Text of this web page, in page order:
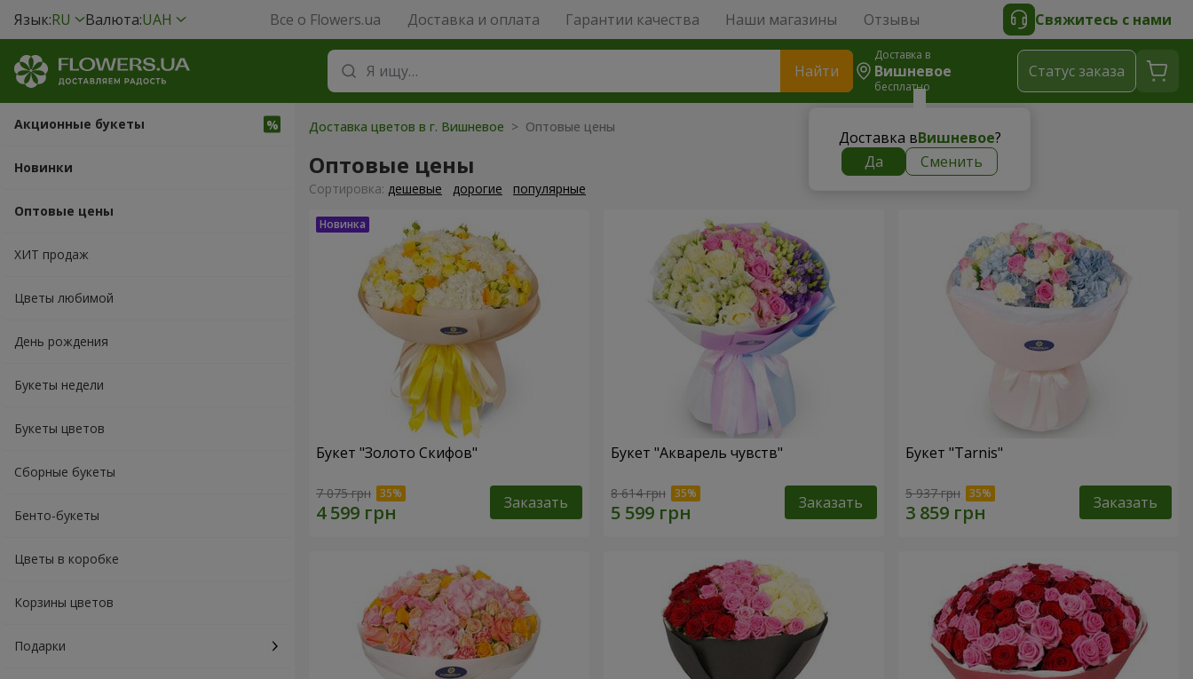
Язык:RU Валюта:UAH Все о Flowers.ua Доставка и оплата Гарантии качества Наши магазины Отзывы Свяжитесь с нами
Найти
Доставка в
Вишневое
бесплатно
Доставка вВишневое?
Да
Сменить
Cтатус заказа
Акционные букеты
Новинки
Оптовые цены
ХИТ продаж
Цветы любимой
День рождения
Букеты недели
Букеты цветов
Сборные букеты
Бенто-букеты
Цветы в коробке
Корзины цветов
Подарки
Доставка цветов в г. Вишневое > Оптовые цены
Оптовые цены
Cортировка: дешевые дорогие популярные
Букет "Золото Скифов"
7 075 грн Заказать
Букет "Акварель чувств"
8 614 грн Заказать
Букет "Tarnis"
5 937 грн Заказать